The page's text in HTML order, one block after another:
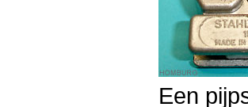
Een